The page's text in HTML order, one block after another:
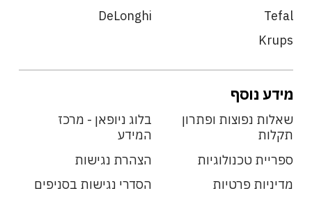
Tefal
DeLonghi
Krups
מידע נוסף
שאלות נפוצות ופתרון
תקלות
בלוג ניופאן - מרכז
המידע
ספריית טכנולוגיות
הצהרת נגישות
מדיניות פרטיות
הסדרי נגישות בסניפים